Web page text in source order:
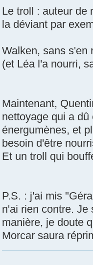
Le troll : auteur de
la déviant par
Walken, sans s'en
(et Léa l'a nourri,
Maintenant,
nettoyage qui a
énergumènes, et
besoin d'être
Et un troll qui
P.S. : j'ai mis
n'ai rien contre. Je
manière, je doute
Morcar saura